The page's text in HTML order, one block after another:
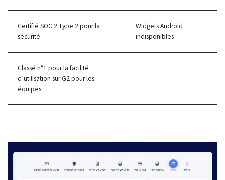
Certifié SOC 2 Type 2 pour la
sécurité
Widgets Android
indisponibles
Classé n°1 pour la facilité
d’utilisation sur G2 pour les
équipes